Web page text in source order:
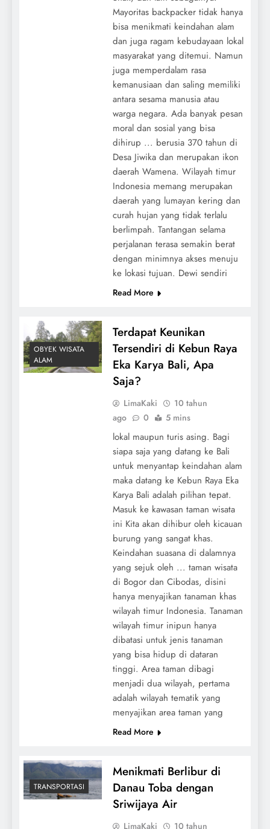
Mayoritas backpacker tidak hanya
bisa menikmati keindahan alam
dan juga ragam kebudayaan lokal
masyarakat yang ditemui. Namun
juga memperdalam rasa
kemanusiaan dan saling memiliki
antara sesama manusia atau
warga negara. Ada banyak pesan
moral dan sosial yang bisa
dihirup ... berusia 370 tahun di
Desa Jiwika dan merupakan ikon
daerah Wamena. Wilayah timur
Indonesia memang merupakan
daerah yang lumayan kering dan
curah hujan yang tidak terlalu
berlimpah. Tantangan selama
perjalanan terasa semakin berat
dengan minimnya akses menuju
ke lokasi tujuan. Dewi sendiri
Read More
OBYEK WISATA
ALAM
Terdapat Keunikan
Tersendiri di Kebun Raya
Eka Karya Bali, Apa
Saja?
LimaKaki
10 tahun
ago
0 5 mins
lokal maupun turis asing. Bagi
siapa saja yang datang ke Bali
untuk menyantap keindahan alam
maka datang ke Kebun Raya Eka
Karya Bali adalah pilihan tepat.
Masuk ke kawasan taman wisata
ini Kita akan dihibur oleh kicauan
burung yang sangat khas.
Keindahan suasana di dalamnya
yang sejuk oleh ... taman wisata
di Bogor dan Cibodas, disini
hanya menyajikan tanaman khas
wilayah timur Indonesia. Tanaman
wilayah timur inipun hanya
dibatasi untuk jenis tanaman
yang bisa hidup di dataran
tinggi. Area taman dibagi
menjadi dua wilayah, pertama
adalah wilayah tematik yang
menyajikan area taman yang
Read More
TRANSPORTASI
Menikmati Berlibur di
Danau Toba dengan
Sriwijaya Air
LimaKaki 10 tahun